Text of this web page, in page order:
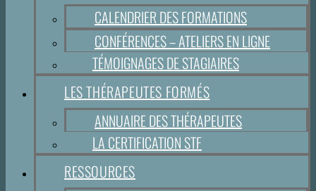
CALENDRIER DES FORMATIONS
CONFÉRENCES – ATELIERS EN LIGNE
TÉMOIGNAGES DE STAGIAIRES
LES THÉRAPEUTES FORMÉS
ANNUAIRE DES THÉRAPEUTES
LA CERTIFICATION STF
RESSOURCES